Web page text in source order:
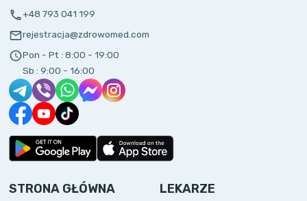
+48 793 041 199
rejestracja@zdrowomed.com
Pon - Pt : 8:00 - 19:00
Sb : 9:00 - 16:00
STRONA GŁÓWNA
LEKARZE